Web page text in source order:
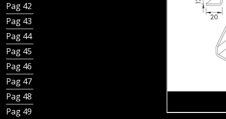
Pag 42 - Kit tubo Total Hygienic
Pag 43 - Kit tazza Total Hygienic
Pag 44 - Chiusini piastra Total Hygienic con tubo
Pag 45 - Chiusini in piastra Total Hygienic con tazza
Pag 46 - Chiusini a griglia Total Hygienic con tubo
Pag 47 - Chiusini a griglia Total Hygienic con tazza
Pag 48 - Canale Total Hygienic componibile
Pag 49 - Canale Total Hygienic con griglia